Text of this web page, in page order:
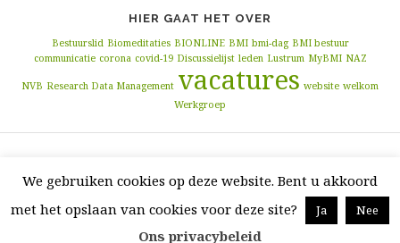
HIER GAAT HET OVER
Bestuurslid Biomeditaties BIONLINE BMI bmi-dag BMI bestuur
communicatie corona covid-19 Discussielijst leden Lustrum MyBMI NAZ
NVB Research Data Management vacatures website welkom
Werkgroep
Copyright © J · Alle rechten voorbehouden · bmi-online
Nonprofit sitedoor GivingPress ·RSS Feed Login
We gebruiken cookies op deze website. Bent u akkoord
met het opslaan van cookies voor deze site?
Ja Nee
Ons privacybeleid